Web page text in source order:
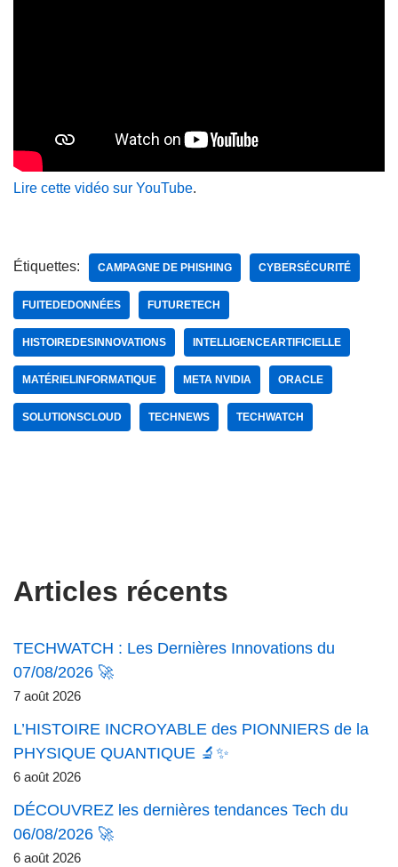
Lire cette vidéo sur YouTube.
Étiquettes: CAMPAGNE DE PHISHING CYBERSÉCURITÉ
FUITEDEDONNÉES FUTURETECH
HISTOIREDESINNOVATIONS INTELLIGENCEARTIFICIELLE
MATÉRIELINFORMATIQUE META NVIDIA ORACLE
SOLUTIONSCLOUD TECHNEWS TECHWATCH
Articles récents
TECHWATCH : Les Dernières Innovations du
07/08/2026 🚀
7 août 2026
L’HISTOIRE INCROYABLE des PIONNIERS de la
PHYSIQUE QUANTIQUE 🔬✨
6 août 2026
DÉCOUVREZ les dernières tendances Tech du
06/08/2026 🚀
6 août 2026